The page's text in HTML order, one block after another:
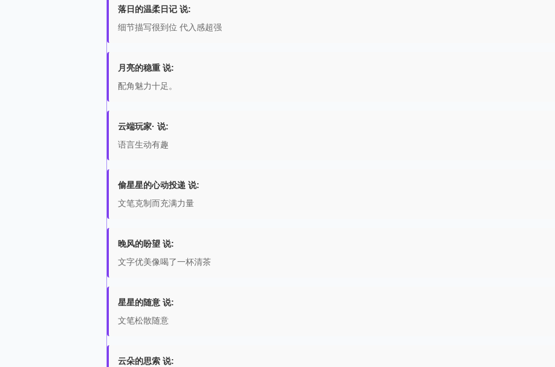
落日的温柔日记 说:
细节描写很到位 代入感超强
月亮的稳重 说:
配角魅力十足。
云端玩家· 说:
语言生动有趣
偷星星的心动投递 说:
文笔克制而充满力量
晚风的盼望 说:
文字优美像喝了一杯清茶
星星的随意 说:
文笔松散随意
云朵的思索 说: